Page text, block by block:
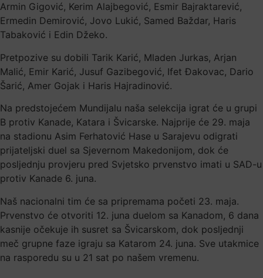
Armin Gigović, Kerim Alajbegović, Esmir Bajraktarević,
Ermedin Demirović, Jovo Lukić, Samed Baždar, Haris
Tabaković i Edin Džeko.
Pretpozive su dobili Tarik Karić, Mladen Jurkas, Arjan
Malić, Emir Karić, Jusuf Gazibegović, Ifet Đakovac, Dario
Šarić, Amer Gojak i Haris Hajradinović.
Na predstojećem Mundijalu naša selekcija igrat će u grupi
B protiv Kanade, Katara i Švicarske. Najprije će 29. maja
na stadionu Asim Ferhatović Hase u Sarajevu odigrati
prijateljski duel sa Sjevernom Makedonijom, dok će
posljednju provjeru pred Svjetsko prvenstvo imati u SAD-u
protiv Kanade 6. juna.
Naš nacionalni tim će sa pripremama početi 23. maja.
Prvenstvo će otvoriti 12. juna duelom sa Kanadom, 6 dana
kasnije očekuje ih susret sa Švicarskom, dok posljednji
meč grupne faze igraju sa Katarom 24. juna. Sve utakmice
na rasporedu su u 21 sat po našem vremenu.